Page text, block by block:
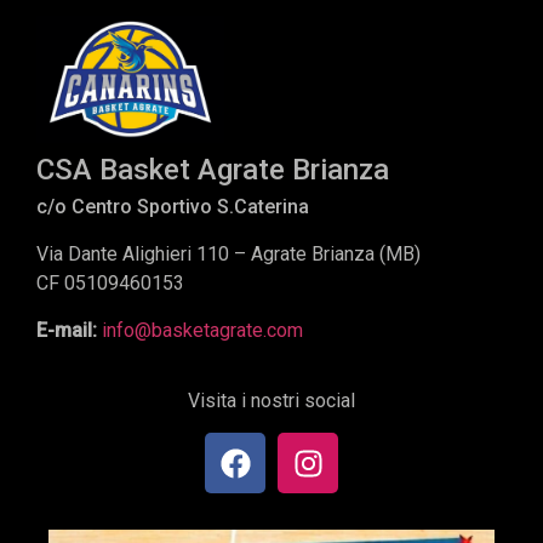
CSA Basket Agrate Brianza
c/o Centro Sportivo S.Caterina
Via Dante Alighieri 110 – Agrate Brianza (MB)
CF 05109460153
E-mail: info@basketagrate.com
Visita i nostri social